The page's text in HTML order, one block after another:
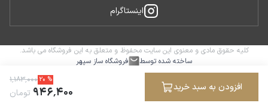
افزودن به سبد خرید
۱٬۱۸۳٬۰۰۰ 20 %
۹۴۶٬۴۰۰ تومان
اینستاگرام
کلیه حقوق مادی و معنوی این سایت محفوظ و متعلق به این فروشگاه می باشد.
ساخته شده توسط
فروشگاه ساز سپهر